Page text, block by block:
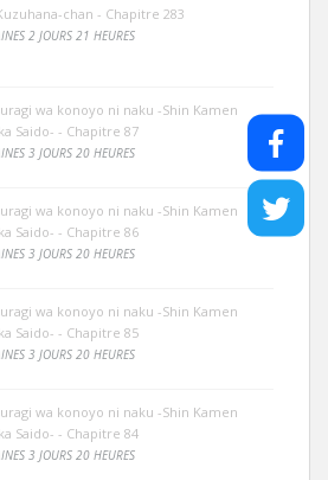
chan - Chapitre 283
2 JOURS 21 HEURES
wa konoyo ni naku -Shin Kamen
Saido- - Chapitre 87
3 JOURS 20 HEURES
wa konoyo ni naku -Shin Kamen
Saido- - Chapitre 86
3 JOURS 20 HEURES
wa konoyo ni naku -Shin Kamen
Saido- - Chapitre 85
3 JOURS 20 HEURES
wa konoyo ni naku -Shin Kamen
Saido- - Chapitre 84
3 JOURS 20 HEURES